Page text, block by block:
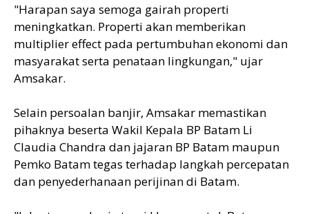
"Harapan saya semoga gairah properti
meningkatkan. Properti akan memberikan
multiplier effect pada pertumbuhan ekonomi dan
masyarakat serta penataan lingkungan," ujar
Amsakar.
Selain persoalan banjir, Amsakar memastikan
pihaknya beserta Wakil Kepala BP Batam Li
Claudia Chandra dan jajaran BP Batam maupun
Pemko Batam tegas terhadap langkah percepatan
dan penyederhanaan perijinan di Batam.